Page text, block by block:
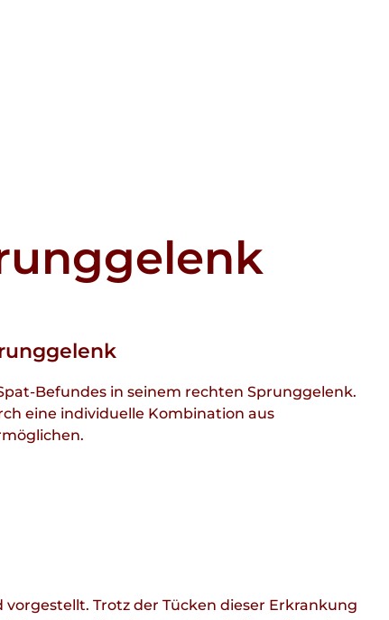
Befundes in seinem rechten Sprunggelenk.
eine individuelle Kombination aus
Trotz der Tücken dieser Erkrankung